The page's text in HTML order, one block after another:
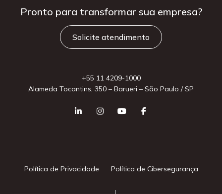
Pronto para transformar sua empresa?
Solicite atendimento
+55 11 4209-1000
Alameda Tocantins, 350 – Barueri – São Paulo / SP
Política de Privacidade Política de Cibersegurança